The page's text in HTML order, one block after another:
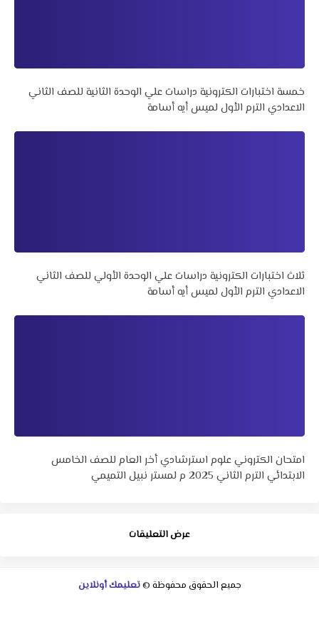
خمسة اختبارات الكترونية دراسات علي الوحدة الثانية للصف الثاني
الاعدادي الترم الأول لميس أيه أسامة
ثلاث اختبارات الكترونية دراسات علي الوحدة الأولي للصف الثاني
الاعدادي الترم الأول لميس أيه أسامة
امتحان الكتروني علوم استرشادي أخر العام للصف الخامس
الابتدائي الترم الثاني 2025 م لمستر نبيل التميمي
عرض التعليقات
جميع الحقوق محفوظة ©تعليمك أونلاين